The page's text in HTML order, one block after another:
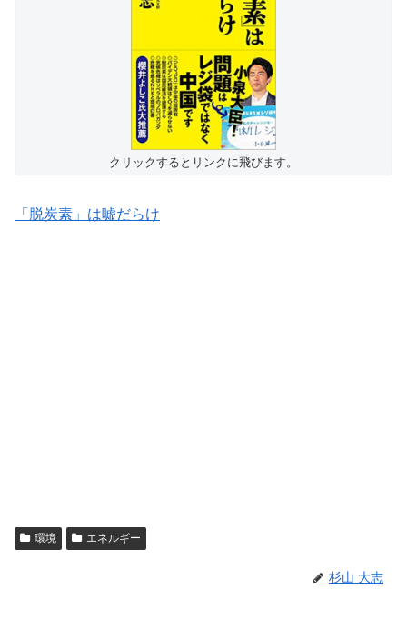
クリックするとリンクに飛びます。
「脱炭素」は嘘だらけ
環境 エネルギー
杉山 大志